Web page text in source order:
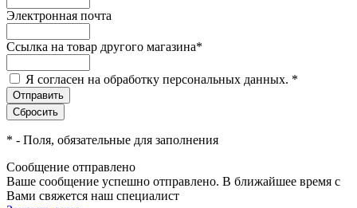
Электронная почта
Ссылка на товар другого магазина*
Я согласен на обработку персональных данных. *
* - Поля, обязательные для заполнения
Сообщение отправлено
Ваше сообщение успешно отправлено. В ближайшее время с
Вами свяжется наш специалист